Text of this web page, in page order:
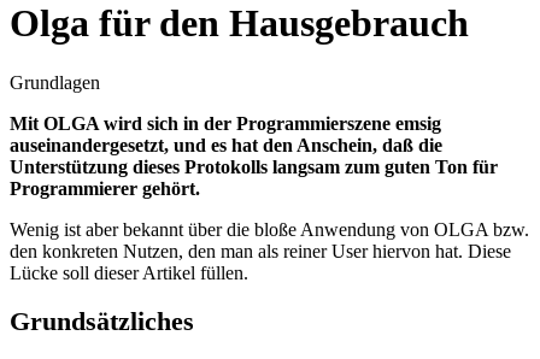
Olga für den Hausgebrauch
Grundlagen
Mit OLGA wird sich in der Programmierszene emsig
auseinandergesetzt, und es hat den Anschein, daß die
Unterstützung dieses Protokolls langsam zum guten Ton für
Programmierer gehört.
Wenig ist aber bekannt über die bloße Anwendung von OLGA bzw.
den konkreten Nutzen, den man als reiner User hiervon hat. Diese
Lücke soll dieser Artikel füllen.
Grundsätzliches